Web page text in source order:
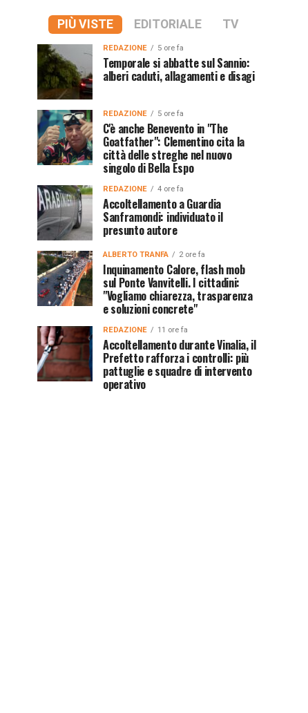
PIÙ VISTE EDITORIALE TV
REDAZIONE 5 ore fa
Temporale si abbatte sul Sannio:
alberi caduti, allagamenti e disagi
REDAZIONE 5 ore fa
C'è anche Benevento in "The
Goatfather": Clementino cita la
città delle streghe nel nuovo
singolo di Bella Espo
REDAZIONE 4 ore fa
Accoltellamento a Guardia
Sanframondi: individuato il
presunto autore
ALBERTO TRANFA 2 ore fa
Inquinamento Calore, flash mob
sul Ponte Vanvitelli. I cittadini:
"Vogliamo chiarezza, trasparenza
e soluzioni concrete"
REDAZIONE 11 ore fa
Accoltellamento durante Vinalia, il
Prefetto rafforza i controlli: più
pattuglie e squadre di intervento
operativo